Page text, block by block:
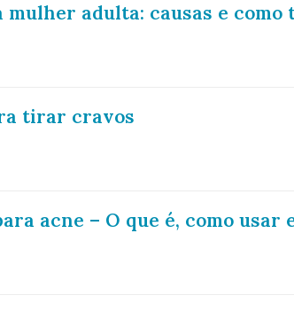
mulher adulta: causas e
tirar cravos
acne – O que é, como usar